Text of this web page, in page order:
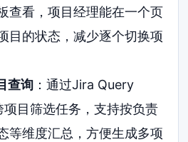
查看，项目经理能在一个页
目的状态，减少逐个切换项
查询：通过Jira Query
目筛选任务，支持按负责
等维度汇总，方便生成多项